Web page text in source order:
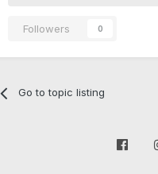
Followers 0
Go to topic listing